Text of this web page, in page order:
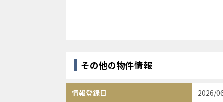
その他の物件情報
情報登録日 2026/